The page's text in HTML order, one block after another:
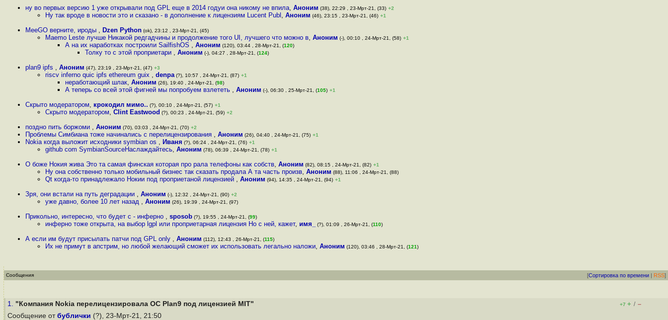
ну во первых версию 1 уже открывали под GPL еще в 2014 годуи она никому не впила, Аноним (38), 22:29 , 23-Мрт-21, (33) +2
Ну так вроде в новости это и сказано - в дополнение к лицензиям Lucent Publ , Аноним (46), 23:15 , 23-Мрт-21, (46) +1
MeeGO верните, ироды , Dzen Python (ok), 23:12 , 23-Мрт-21, (45)
Maemo Leste лучше Никакой редгадчины и продолжение того UI, лучшего что можно в, Аноним (-), 00:10 , 24-Мрт-21, (58) +1
А на их наработках построили SailfishOS , Аноним (120), 03:44 , 28-Мрт-21, (120)
Толку то с этой проприетари , Аноним (-), 04:27 , 28-Мрт-21, (124)
plan9 ipfs , Аноним (47), 23:19 , 23-Мрт-21, (47) +3
riscv inferno quic ipfs ethereum guix , denpa (?), 10:57 , 24-Мрт-21, (87) +1
неработающий шлaк, Аноним (26), 19:40 , 24-Мрт-21, (98)
А теперь со всей этой фигней мы попробуем взлететь , Аноним (-), 06:30 , 25-Мрт-21, (105) +1
Скрыто модератором, крокодил мимо.. (?), 00:10 , 24-Мрт-21, (57) +1
Скрыто модератором, Clint Eastwood (?), 00:23 , 24-Мрт-21, (59) +2
поздно пить боржоми , Аноним (70), 03:03 , 24-Мрт-21, (70) +2
Проблемы Симбиана тоже начинались с перелицензирования , Аноним (26), 04:40 , 24-Мрт-21, (75) +1
Nokia когда выложит исходники symbian os , Иваня (?), 06:24 , 24-Мрт-21, (76) +1
github com SymbianSourceНаслаждайтесь, Аноним (78), 06:39 , 24-Мрт-21, (78) +1
О боже Нокия жива Это та самая финская которая про рала телефоны как собств, Аноним (82), 08:15 , 24-Мрт-21, (82) +1
Ну она собственно только мобильный бизнес так сказать продала А та часть произв, Аноним (88), 11:06 , 24-Мрт-21, (88)
Qt когда-то принадлежало Нокии под проприетаной лицензией , Аноним (94), 14:35 , 24-Мрт-21, (94) +1
Зря, они встали на путь деградации , Аноним (-), 12:32 , 24-Мрт-21, (90) +2
уже давно, более 10 лет назад , Аноним (26), 19:39 , 24-Мрт-21, (97)
Прикольно, интересно, что будет с - инферно , sposob (?), 19:55 , 24-Мрт-21, (99)
инферно тоже открыта, на выбор lgpl или проприетарная лицензия Но с ней, кажет, имя_ (?), 01:09 , 26-Мрт-21, (110)
А если им будут присылать патчи под GPL only , Аноним (112), 12:43 , 26-Мрт-21, (115)
Их не примут в апстрим, но любой желающий сможет их использовать легально наложи, Аноним (120), 03:46 , 28-Мрт-21, (121)
Сообщения [Сортировка по времени | RSS]
1. "Компания Nokia перелицензировала ОС Plan9 под лицензией MIT" +7 + / –
Сообщение от бублички (?), 23-Мрт-21, 21:50